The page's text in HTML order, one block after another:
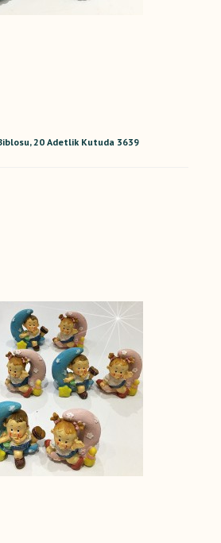
20 Adetlik Kutuda 3639